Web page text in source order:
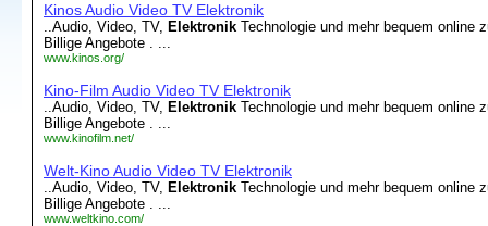
Kinos Audio Video TV Elektronik
..Audio, Video, TV, Elektronik Technologie und mehr bequem online
Billige Angebote . ...
www.kinos.org/
Kino-Film Audio Video TV Elektronik
..Audio, Video, TV, Elektronik Technologie und mehr bequem online
Billige Angebote . ...
www.kinofilm.net/
Welt-Kino Audio Video TV Elektronik
..Audio, Video, TV, Elektronik Technologie und mehr bequem online
Billige Angebote . ...
www.weltkino.com/